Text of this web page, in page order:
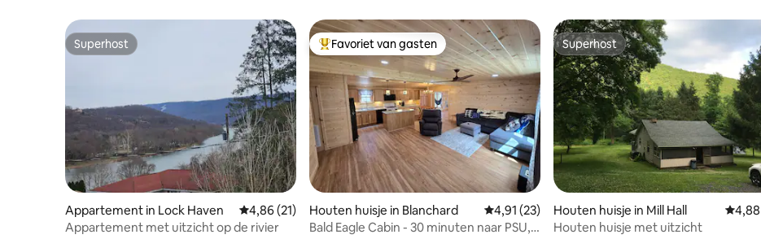
Superhost
Superhost
Appartement in Lock Haven Gemiddelde beoordeling van 4,86 op 5, 21 recensies
4,86 (21)
Appartement met uitzicht op de rivier
Topfavoriet van gasten
Favoriet van gasten
Houten huisje in Blanchard Gemiddelde beoordeling van 4,91 op 5, 23
4,91 (23)
Bald Eagle Cabin - 30 minuten naar PSU,
Superhost
Superhost
Houten huisje in Mill Hall
Houten huisje met uitzicht